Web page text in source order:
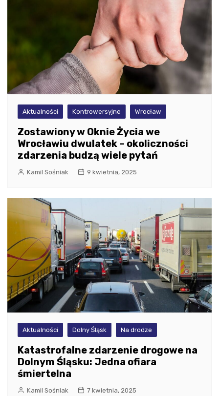
Aktualności Kontrowersyjne Wrocław
Zostawiony w Oknie Życia we
Wrocławiu dwulatek – okoliczności
zdarzenia budzą wiele pytań
Kamil Sośniak 9 kwietnia, 2025
Aktualności Dolny Śląsk Na drodze
Katastrofalne zdarzenie drogowe na
Dolnym Śląsku: Jedna ofiara
śmiertelna
Kamil Sośniak 7 kwietnia, 2025